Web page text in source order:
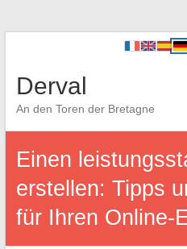
Derval
An den Toren der Bretagne
Einen
erstellen: Tipps
für Ihren Online-